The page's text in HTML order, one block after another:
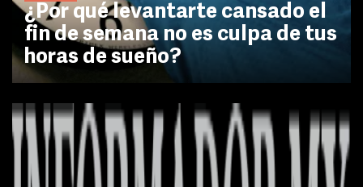
¿Por qué levantarte cansado el
fin de semana no es culpa de tus
horas de sueño?